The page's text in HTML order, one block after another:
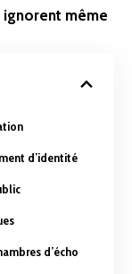
même
d’identité
d’écho